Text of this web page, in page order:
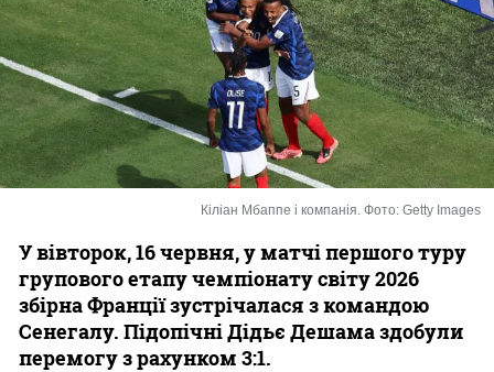
Букмекери
Казино
Кіліан Мбаппе і компанія. Фото: Getty Images
У вівторок, 16 червня, у матчі першого туру
групового етапу чемпіонату світу 2026
збірна Франції зустрічалася з командою
Сенегалу. Підопічні Дідьє Дешама здобули
перемогу з рахунком 3:1.